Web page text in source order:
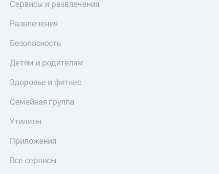
Сервисы и развлечения
Развлечения
Безопасность
Детям и родителям
Здоровье и фитнес
Семейная группа
Утилиты
Приложения
Все сервисы